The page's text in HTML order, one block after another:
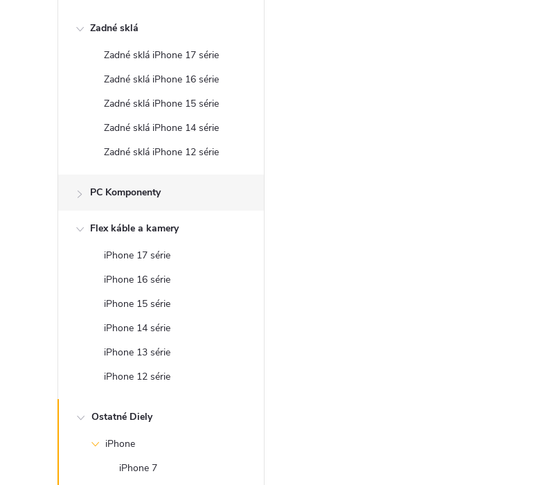
Zadné sklá
Zadné sklá iPhone 17 série
Zadné sklá iPhone 16 série
Zadné sklá iPhone 15 série
Zadné sklá iPhone 14 série
Zadné sklá iPhone 12 série
PC Komponenty
Flex káble a kamery
iPhone 17 série
iPhone 16 série
iPhone 15 série
iPhone 14 série
iPhone 13 série
iPhone 12 série
Ostatné Diely
iPhone
iPhone 7